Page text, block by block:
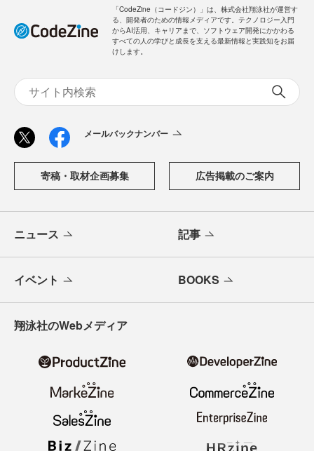
「CodeZine（コードジン）」は、株式会社翔泳社が運営す
る、開発者のための情報メディアです。テクノロジー入門
からAI活用、キャリアまで、ソフトウェア開発にかかわる
すべての人の学びと成長を支える最新情報と実践知をお届
けします。
メールバックナンバー
寄稿・取材企画募集 広告掲載のご案内
ニュース 記事
イベント BOOKS
翔泳社のWebメディア